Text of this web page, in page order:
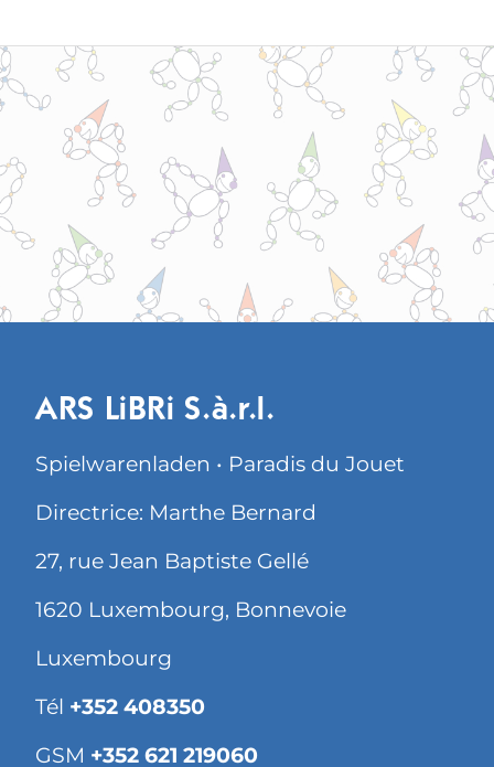
ARS LiBRi S.à.r.l.
Spielwarenladen • Paradis du Jouet
Directrice: Marthe Bernard
27, rue Jean Baptiste Gellé
1620 Luxembourg, Bonnevoie
Luxembourg
Tél +352 408350
GSM +352 621 219060